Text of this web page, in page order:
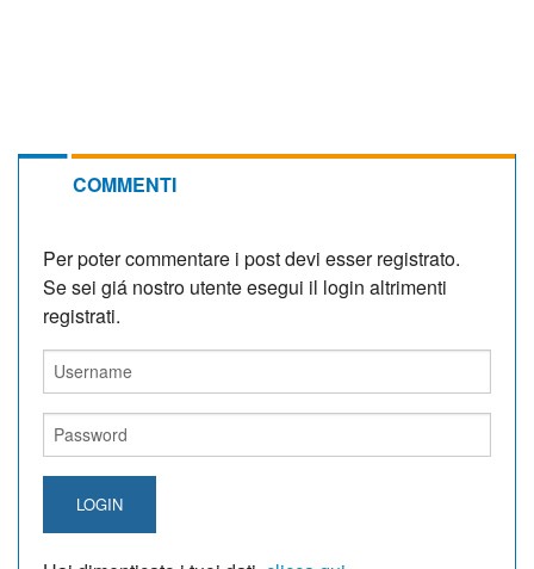
COMMENTI
Per poter commentare i post devi esser registrato.
Se sei giá nostro utente esegui il login altrimenti
registrati.
LOGIN